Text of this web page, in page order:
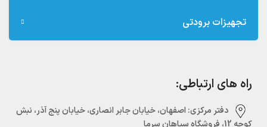
تجهیزات برودتی
راه های ارتباطی:
دفتر مرکزی:‌ اصفهان، خیابان جابر انصاری، خیابان پنج آذر، نبش
کوچه 12، فروشگاه سپاهان سرما